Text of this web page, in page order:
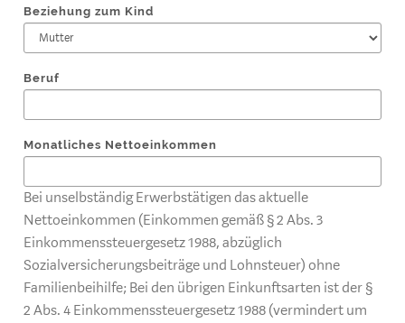
Beziehung zum Kind
Beruf
Monatliches Nettoeinkommen
Bei unselbständig Erwerbstätigen das aktuelle
Nettoeinkommen (Einkommen gemäß § 2 Abs. 3
Einkommenssteuergesetz 1988, abzüglich
Sozialversicherungsbeiträge und Lohnsteuer) ohne
Familienbeihilfe; Bei den übrigen Einkunftsarten ist der §
2 Abs. 4 Einkommenssteuergesetz 1988 (vermindert um